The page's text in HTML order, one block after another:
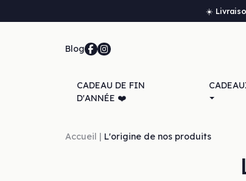
☀️
Blog
CADEAU DE FIN
D'ANNÉE ❤️
Accueil L'origine de nos produits